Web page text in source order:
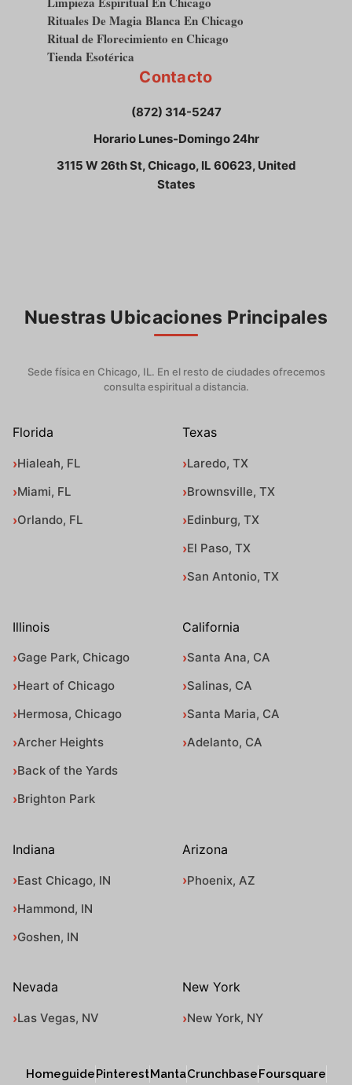
Rituales De Magia Blanca En Chicago
Ritual de Florecimiento en Chicago
Tienda Esotérica
Contacto
(872) 314-5247
Horario Lunes-Domingo 24hr
3115 W 26th St, Chicago, IL 60623, United
States
Nuestras Ubicaciones Principales
Sede física en Chicago, IL. En el resto de ciudades ofrecemos
consulta espiritual a distancia.
Florida
Hialeah, FL
Miami, FL
Orlando, FL
Texas
Laredo, TX
Brownsville, TX
Edinburg, TX
El Paso, TX
San Antonio, TX
Illinois
Gage Park, Chicago
Heart of Chicago
Hermosa, Chicago
Archer Heights
Back of the Yards
Brighton Park
California
Santa Ana, CA
Salinas, CA
Santa Maria, CA
Adelanto, CA
Indiana
East Chicago, IN
Hammond, IN
Goshen, IN
Arizona
Phoenix, AZ
Nevada
Las Vegas, NV
New York
New York, NY
HomeguidePinterestMantaCrunchbaseFoursquare